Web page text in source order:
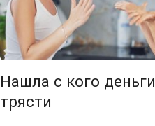
Нашла с кого деньги
трясти